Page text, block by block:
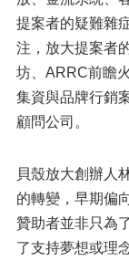
提案者的疑難雜
注，放大提案者
坊、ARRC前瞻
集資與品牌行銷
顧問公司。
貝殼放大創辦人
的轉變，早期偏
贊助者並非只為
了支持夢想或理